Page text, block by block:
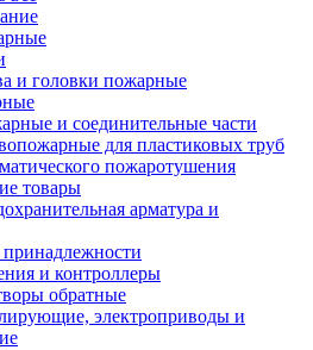
и головки пожарные
и соединительные части
для пластиковых труб
пожаротушения
товары
арматура и
и контроллеры
обратные
электроприводы и